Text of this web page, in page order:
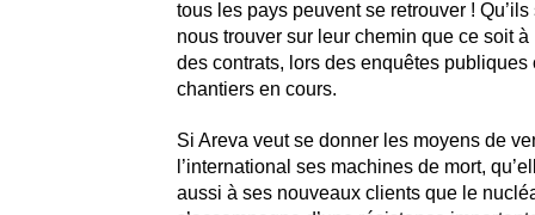
tous les pays peuvent se retrouver ! Qu’ils
nous trouver sur leur chemin que ce soit
des contrats, lors des enquêtes publiques
chantiers en cours.
Si Areva veut se donner les moyens de
l’international ses machines de mort,
aussi à ses nouveaux clients que le